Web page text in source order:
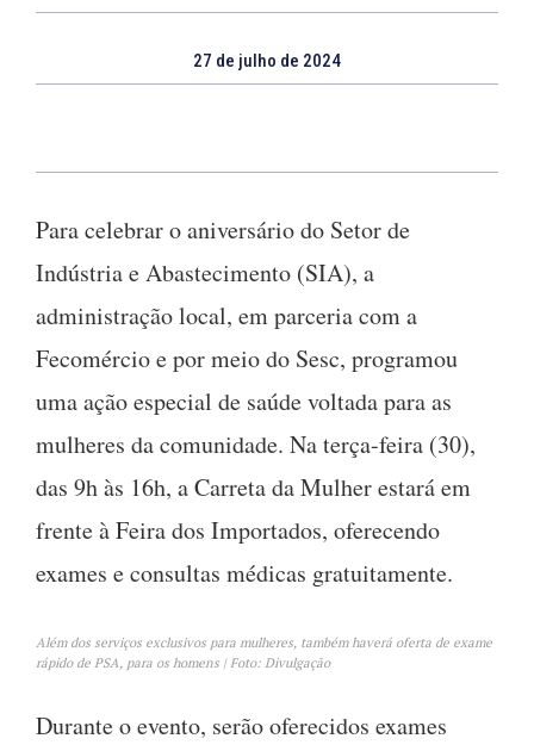
27 de julho de 2024
Para celebrar o aniversário do Setor de
Indústria e Abastecimento (SIA), a
administração local, em parceria com a
Fecomércio e por meio do Sesc, programou
uma ação especial de saúde voltada para as
mulheres da comunidade. Na terça-feira (30),
das 9h às 16h, a Carreta da Mulher estará em
frente à Feira dos Importados, oferecendo
exames e consultas médicas gratuitamente.
Além dos serviços exclusivos para mulheres, também haverá oferta de exame
rápido de PSA, para os homens | Foto: Divulgação
Durante o evento, serão oferecidos exames